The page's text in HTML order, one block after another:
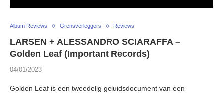
Album Reviews Grensverleggers Reviews
LARSEN + ALESSANDRO SCIARAFFA –
Golden Leaf (Important Records)
04/01/2023
Golden Leaf is een tweedelig geluidsdocument van een